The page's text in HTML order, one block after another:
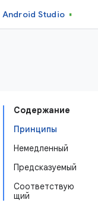
Android Studio
Содержание
Принципы
Немедленный
Предсказуемый
Соответствую
щий